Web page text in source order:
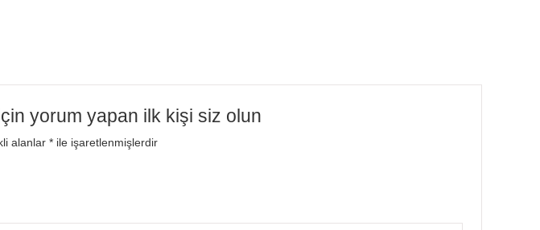
yorum yapan ilk kişi siz olun
alanlar* ile işaretlenmişlerdir